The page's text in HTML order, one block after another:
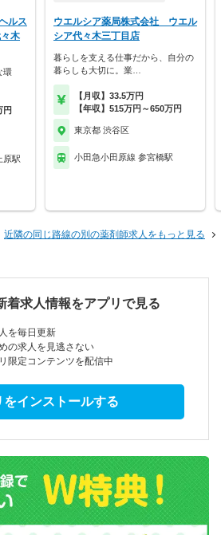
ルス
木
環
円
原駅
ウエルシア薬局株式会社 ウエル
シア代々木三丁目店
暮らしを支える仕事だから、自分の
暮らしも大切に。業…
【月収】33.5万円
【年収】515万円～650万円
東京都 渋谷区
小田急小田原線 参宮橋駅
近隣の同じ路線の別の薬剤師求人をもっと見る
着求人情報をアプリで見る
を毎日更新
の求人を見逃さない
限定コンテンツを配信中
をインストールする